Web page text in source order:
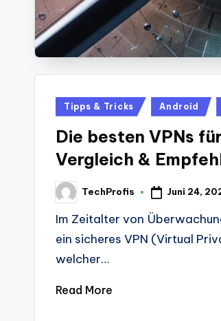
Posted
Tipps & Tricks Android
Die besten VPNs
Vergleich &
Posted
by
TechProfis Juni 24,
Im Zeitalter von
ein sicheres VPN (Virtual
welcher…
Read More